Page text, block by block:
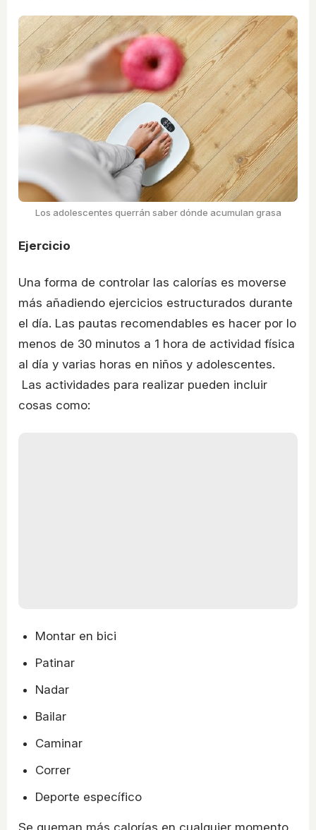
Los adolescentes querrán saber dónde acumulan grasa
Ejercicio
Una forma de controlar las calorías es moverse
más añadiendo ejercicios estructurados durante
el día. Las pautas recomendables es hacer por lo
menos de 30 minutos a 1 hora de actividad física
al día y varias horas en niños y adolescentes.
Las actividades para realizar pueden incluir
cosas como:
Montar en bici
Patinar
Nadar
Bailar
Caminar
Correr
Deporte específico
Se queman más calorías en cualquier momento